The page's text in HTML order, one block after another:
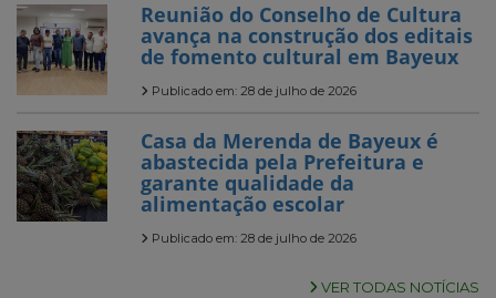
Reunião do Conselho de Cultura
avança na construção dos editais
de fomento cultural em Bayeux
Publicado em: 28 de julho de 2026
Casa da Merenda de Bayeux é
abastecida pela Prefeitura e
garante qualidade da
alimentação escolar
Publicado em: 28 de julho de 2026
VER TODAS NOTÍCIAS